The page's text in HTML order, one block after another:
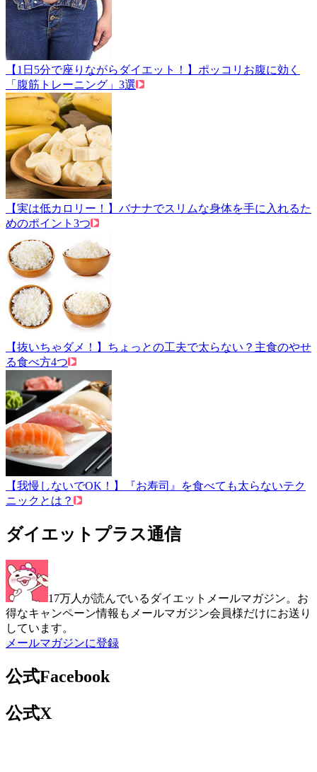
【1日5分で座りながらダイエット！】ポッコリお腹に効く
「腹筋トレーニング」3選
【実は低カロリー！】バナナでスリムな身体を手に入れるた
めのポイント3つ
【抜いちゃダメ！】ちょっとの工夫で太らない？主食のやせ
る食べ方4つ
【我慢しないでOK！】『お寿司』を食べても太らないテク
ニックとは？
ダイエットプラス通信
17万人が読んでいるダイエットメールマガジン。お
得なキャンペーン情報もメールマガジン会員様だけにお送り
しています。
メールマガジンに登録
公式Facebook
公式X